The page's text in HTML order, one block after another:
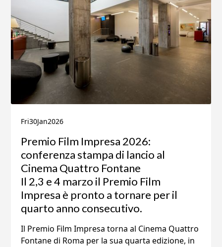
Fri30Jan2026
Premio Film Impresa 2026:
conferenza stampa di lancio al
Cinema Quattro Fontane
Il 2,3 e 4 marzo il Premio Film
Impresa è pronto a tornare per il
quarto anno consecutivo.
Il Premio Film Impresa torna al Cinema Quattro
Fontane di Roma per la sua quarta edizione, in